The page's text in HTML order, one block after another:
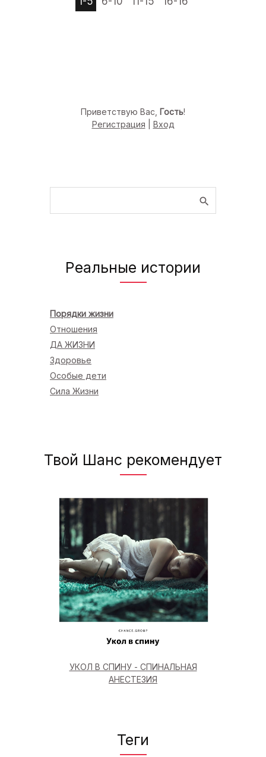
Приветствую Вас Гость!
Регистрация
Вход
Реальные истории
Порядки жизни
Отношения
ДА ЖИЗНИ
Здоровье
Особые дети
Сила Жизни
Твой Шанс рекомендует
УКОЛ В СПИНУ - СПИНАЛЬНАЯ
АНЕСТЕЗИЯ
Теги